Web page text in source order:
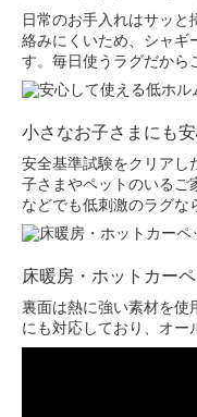
日常のお手入れはサッ
絡みにくいため、シャギ
す。毎日使うラグだから
小さなお子さまにも
安全基準試験をクリアし
子さまやペットのいるご
などでも低刺激のラグな
床暖房・ホットカー
裏面は熱に強い素材を使
にも対応しており、オー